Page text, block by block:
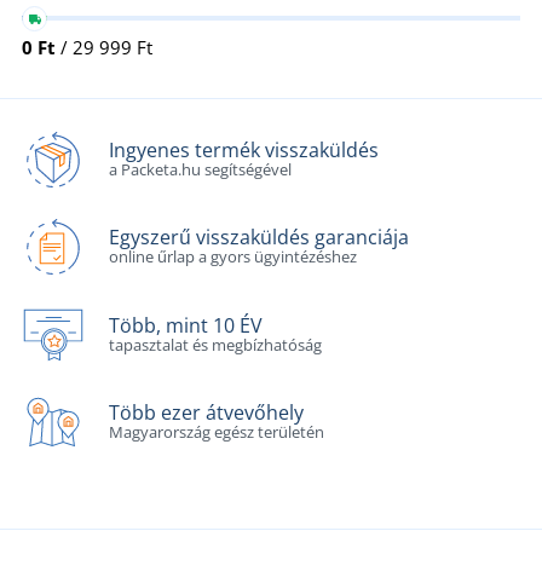
0 Ft / 29 999 Ft
Ingyenes termék visszaküldés
a Packeta.hu segítségével
Egyszerű visszaküldés garanciája
online űrlap a gyors ügyintézéshez
Több, mint 10 ÉV
tapasztalat és megbízhatóság
Több ezer átvevőhely
Magyarország egész területén